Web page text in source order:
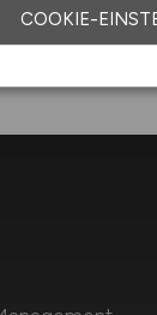
COOKIE-